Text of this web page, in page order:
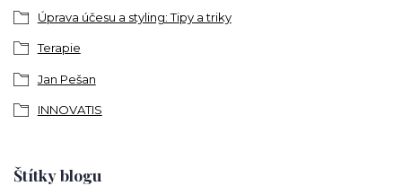
Úprava účesu a styling: Tipy a triky
Terapie
Jan Pešan
INNOVATIS
Štítky blogu